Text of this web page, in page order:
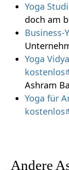
Yoga
doch am
Business-
Yoga
kostenlos
Ashram
Yoga für
kostenlos
Andere